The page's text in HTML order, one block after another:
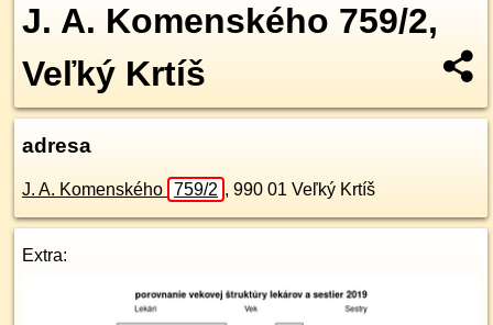
J. A. Komenského 759/2,
Veľký Krtíš
adresa
J. A. Komenského 759/2 , 990 01 Veľký Krtíš
Extra: